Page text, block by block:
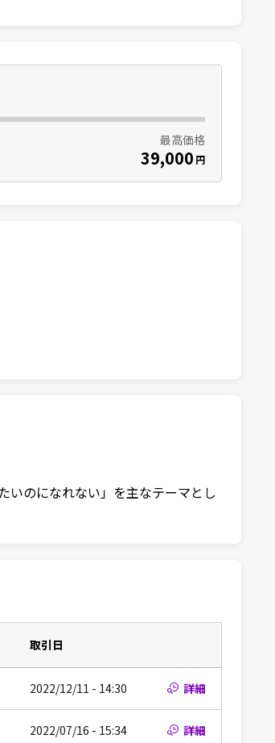
最高価格
39,000 円
いのになれない」を主なテーマとし
取引日
2022/12/11 - 14:30 詳細
2022/07/16 - 15:34 詳細